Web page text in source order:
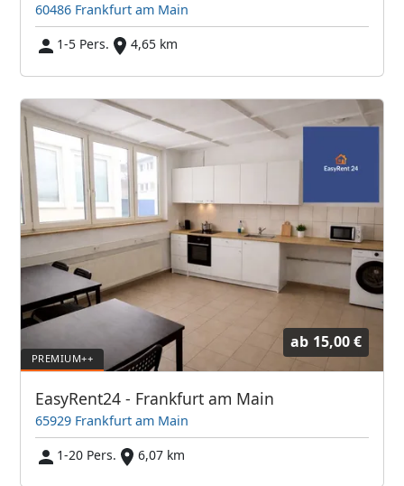
60486 Frankfurt am Main
1-5 Pers.
4,65 km
ab 15,00 €
EasyRent24 - Frankfurt am Main
65929 Frankfurt am Main
1-20 Pers.
6,07 km